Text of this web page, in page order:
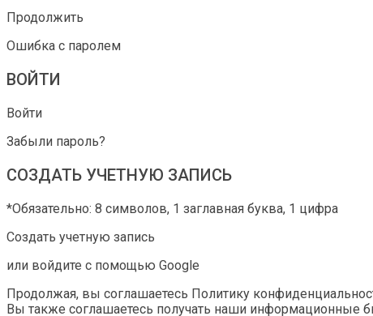
Продолжить
Ошибка с паролем
ВОЙТИ
Войти
Забыли пароль?
СОЗДАТЬ УЧЕТНУЮ ЗАПИСЬ
*Обязательно: 8 символов, 1 заглавная буква, 1 цифра
Создать учетную запись
или войдите с помощью Google
Продолжая, вы соглашаетесь Политику
Вы также соглашаетесь получать наши информационные